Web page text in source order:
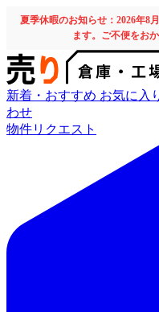
夏季休暇のお知らせ：2026年8
ます。ご不便をお
新着・おすすめ お気に入
わせ
物件リクエスト